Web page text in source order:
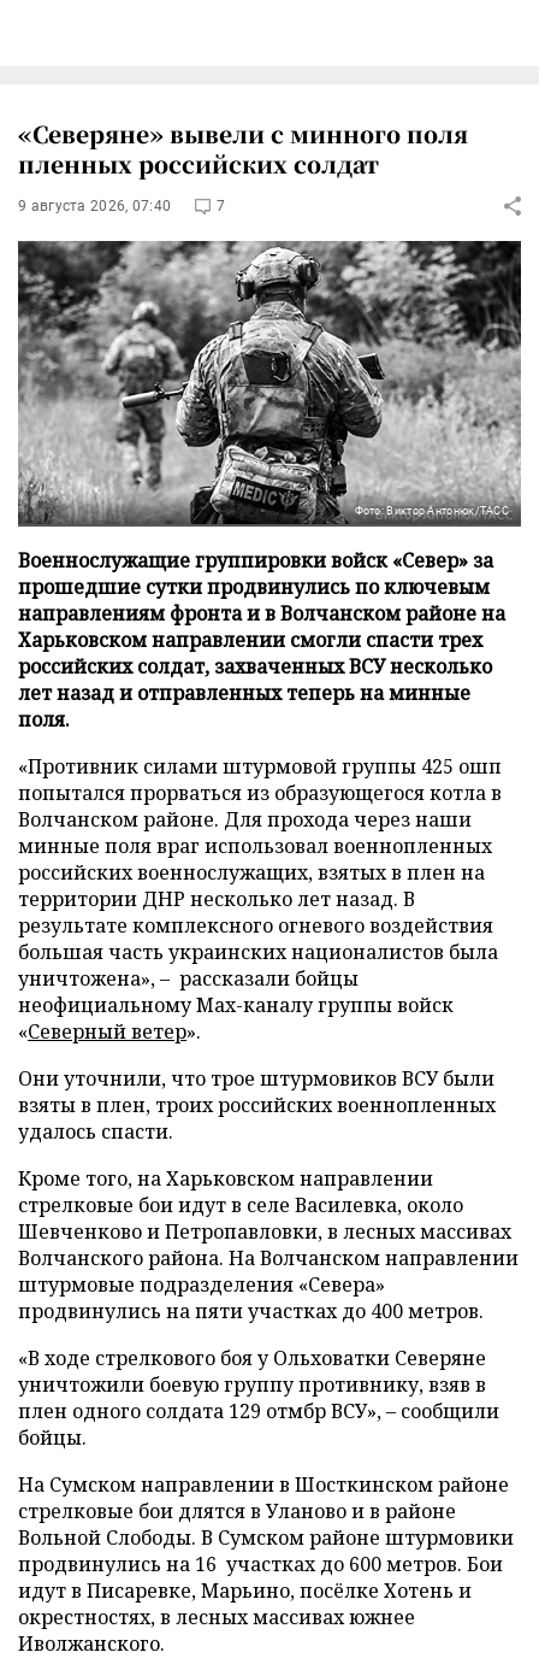
«Северяне» вывели с минного поля
пленных российских солдат
9 августа 2026, 07:40 7
Фото: Виктор Антонюк/ТАСС
Военнослужащие группировки войск «Север» за
прошедшие сутки продвинулись по ключевым
направлениям фронта и в Волчанском районе на
Харьковском направлении смогли спасти трех
российских солдат, захваченных ВСУ несколько
лет назад и отправленных теперь на минные
поля.
«Противник силами штурмовой группы 425 ошп
попытался прорваться из образующегося котла в
Волчанском районе. Для прохода через наши
минные поля враг использовал военнопленных
российских военнослужащих, взятых в плен на
территории ДНР несколько лет назад. В
результате комплексного огневого воздействия
большая часть украинских националистов была
уничтожена», – рассказали бойцы
неофициальному Max-каналу группы войск
«Северный ветер».
Они уточнили, что трое штурмовиков ВСУ были
взяты в плен, троих российских военнопленных
удалось спасти.
Кроме того, на Харьковском направлении
стрелковые бои идут в селе Василевка, около
Шевченково и Петропавловки, в лесных массивах
Волчанского района. На Волчанском направлении
штурмовые подразделения «Севера»
продвинулись на пяти участках до 400 метров.
«В ходе стрелкового боя у Ольховатки Северяне
уничтожили боевую группу противнику, взяв в
плен одного солдата 129 отмбр ВСУ», – сообщили
бойцы.
На Сумском направлении в Шосткинском районе
стрелковые бои длятся в Уланово и в районе
Вольной Слободы. В Сумском районе штурмовики
продвинулись на 16 участках до 600 метров. Бои
идут в Писаревке, Марьино, посёлке Хотень и
окрестностях, в лесных массивах южнее
Иволжанского.